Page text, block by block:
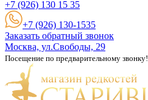
+7 (926) 130 15 35
+7 (926) 130-1535
Заказать обратный звонок
Москва, ул.Свободы, 29
Посещение по предварительному звонку!